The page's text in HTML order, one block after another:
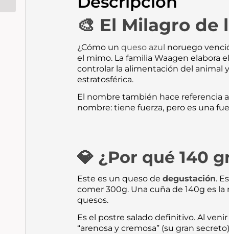
🎨 El Milagro de
¿Cómo un queso azul noruego
el mimo. La familia Waagen elabora el
controlar la alimentación del animal
estratosférica.
El nombre también hace referencia
nombre: tiene fuerza, pero es una
💎 ¿Por qué 140
Este es un queso de degustación.
comer 300g. Una cuña de 140g es
quesos.
Es el postre salado definitivo. Al venir
“arenosa y cremosa” (su gran